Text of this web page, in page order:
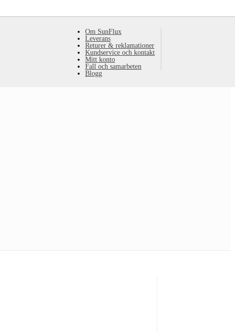
Om SunFlux
Leverans
Returer & reklamationer
Kundservice och kontakt
Mitt konto
Fall och samarbeten
Blogg